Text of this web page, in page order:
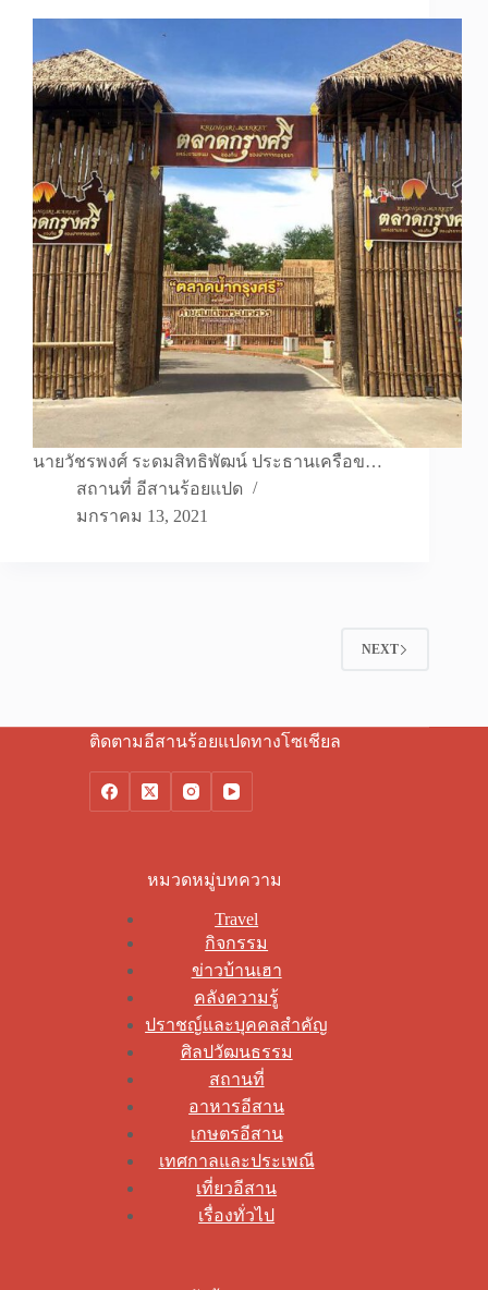
นายวัชรพงศ์ ระดมสิทธิพัฒน์ ประธานเครือข…
สถานที่ อีสานร้อยแปด
มกราคม 13, 2021
NEXT
ติดตามอีสานร้อยแปดทางโซเชียล
หมวดหมู่บทความ
Travel
กิจกรรม
ข่าวบ้านเฮา
คลังความรู้
ปราชญ์และบุคคลสำคัญ
ศิลปวัฒนธรรม
สถานที่
อาหารอีสาน
เกษตรอีสาน
เทศกาลและประเพณี
เที่ยวอีสาน
เรื่องทั่วไป